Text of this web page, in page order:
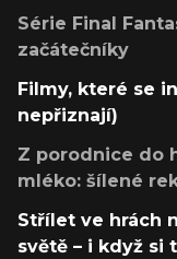
Série Final
začátečníky
Filmy, které se
nepřiznají)
Z porodnice do
mléko: šílené
Střílet ve hrách
světě – i když si